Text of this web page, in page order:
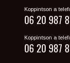
Koppintson a
06 20 987
Koppintson a
06 20 987